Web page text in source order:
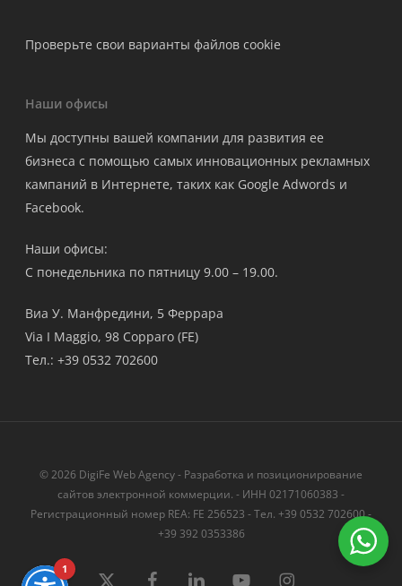
Проверьте свои варианты файлов cookie
Наши офисы
Мы доступны вашей компании для развития ее
бизнеса с помощью самых инновационных рекламных
кампаний в Интернете, таких как Google Adwords и
Facebook.
Наши офисы:
С понедельника по пятницу 9.00 – 19.00.
Виа У. Манфредини, 5 Феррара
Via I Maggio, 98 Copparo (FE)
Тел.: +39 0532 702600
© 2026 DigiFe Web Agency - Разработка и позиционирование
сайтов электронной коммерции. - ИНН 02171060383 -
Регистрационный номер REA: FE 256523 - Тел. +39 0532 702600 -
+39 392 0353386
твиттер FacebookLinkedIn YouTube instagram
1